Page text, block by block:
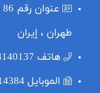
عنوان
طهران ، إيران
هاتف
الموبایل 00989395314384